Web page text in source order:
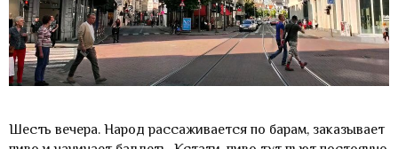
Шесть вечера. Народ рассаживается по барам, заказывает